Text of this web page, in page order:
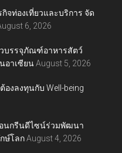
จท่องเที่ยวและบริการ จัด
6, 2026
วบรรจุภัณฑ์อาหารสัตว์
อาเซียน August 5, 2026
องลงทุนกับ Well-being
อนกรีนดีไซน์ร่วมพัฒนา
ษ์โลก August 4, 2026